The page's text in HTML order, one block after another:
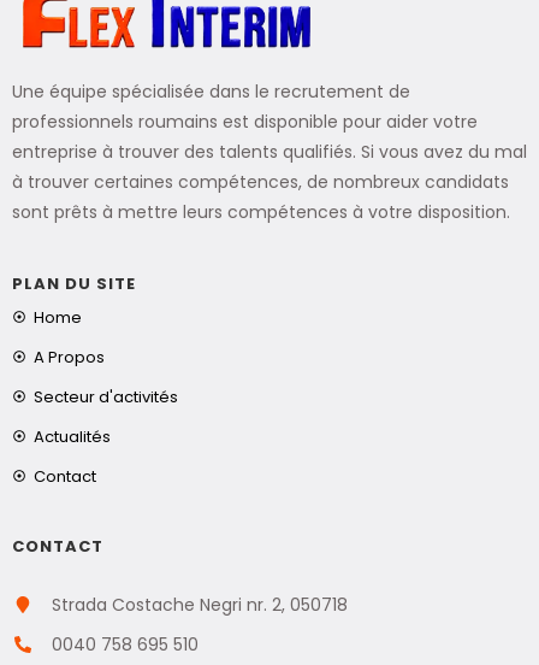
Une équipe spécialisée dans le recrutement de
professionnels roumains est disponible pour aider votre
entreprise à trouver des talents qualifiés. Si vous avez du mal
à trouver certaines compétences, de nombreux candidats
sont prêts à mettre leurs compétences à votre disposition.
PLAN DU SITE
Home
A Propos
Secteur d'activités
Actualités
Contact
CONTACT
Strada Costache Negri nr. 2, 050718
0040 758 695 510